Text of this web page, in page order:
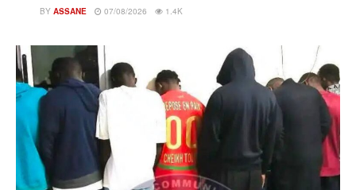
BY ASSANE 07/08/2026 1.4K